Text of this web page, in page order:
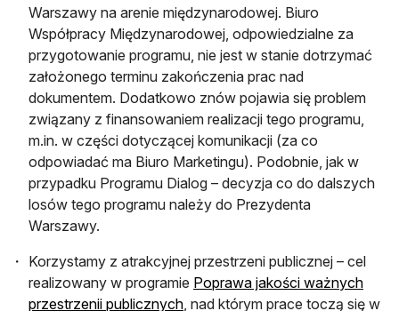
Warszawy na arenie międzynarodowej. Biuro
Współpracy Międzynarodowej, odpowiedzialne za
przygotowanie programu, nie jest w stanie dotrzymać
założonego terminu zakończenia prac nad
dokumentem. Dodatkowo znów pojawia się problem
związany z finansowaniem realizacji tego programu,
m.in. w części dotyczącej komunikacji (za co
odpowiadać ma Biuro Marketingu). Podobnie, jak w
przypadku Programu Dialog – decyzja co do dalszych
losów tego programu należy do Prezydenta
Warszawy.
Korzystamy z atrakcyjnej przestrzeni publicznej – cel
realizowany w programie Poprawa jakości ważnych
przestrzenii publicznychotwiera się w nowej karcie
, nad którym prace toczą się w